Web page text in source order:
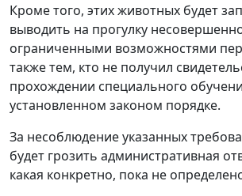
Кроме того, этих животных будет
выводить на прогулку
ограниченными возможностями
также тем, кто не получил
прохождении специального
установленном законом порядке.
За несоблюдение указанных
будет грозить административная
какая конкретно, пока не